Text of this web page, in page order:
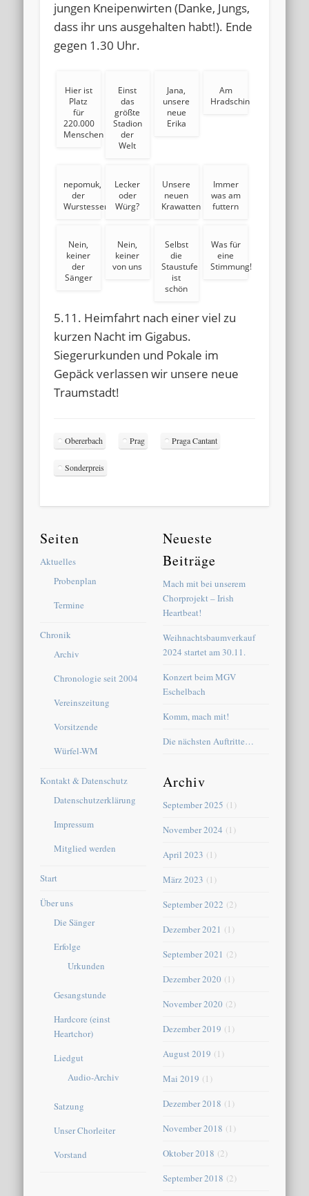
jungen Kneipenwirten (Danke, Jungs,
dass ihr uns ausgehalten habt!). Ende
gegen 1.30 Uhr.
Hier ist
Platz
für
220.000
Menschen
Einst
das
größte
Stadion
der
Welt
Jana,
unsere
neue
Erika
Am
Hradschin
nepomuk,
der
Wurstesser
Lecker
oder
Würg?
Unsere
neuen
Krawatten
Immer
was am
futtern
Nein,
keiner
der
Sänger
Nein,
keiner
von uns
Selbst
die
Staustufe
ist
schön
Was für
eine
Stimmung!
5.11. Heimfahrt nach einer viel zu
kurzen Nacht im Gigabus.
Siegerurkunden und Pokale im
Gepäck verlassen wir unsere neue
Traumstadt!
Obererbach Prag Praga Cantant
Sonderpreis
Seiten
Aktuelles
Probenplan
Termine
Chronik
Archiv
Chronologie seit 2004
Vereinszeitung
Vorsitzende
Würfel-WM
Kontakt & Datenschutz
Datenschutzerklärung
Impressum
Mitglied werden
Start
Über uns
Die Sänger
Erfolge
Urkunden
Gesangstunde
Hardcore (einst
Heartchor)
Liedgut
Audio-Archiv
Satzung
Unser Chorleiter
Vorstand
Neueste
Beiträge
Mach mit bei unserem
Chorprojekt – Irish
Heartbeat!
Weihnachtsbaumverkauf
2024 startet am 30.11.
Konzert beim MGV
Eschelbach
Komm, mach mit!
Die nächsten Auftritte…
Archiv
September 2025 (1)
November 2024 (1)
April 2023 (1)
März 2023 (1)
September 2022 (2)
Dezember 2021 (1)
September 2021 (2)
Dezember 2020 (1)
November 2020 (2)
Dezember 2019 (1)
August 2019 (1)
Mai 2019 (1)
Dezember 2018 (1)
November 2018 (1)
Oktober 2018 (2)
September 2018 (2)